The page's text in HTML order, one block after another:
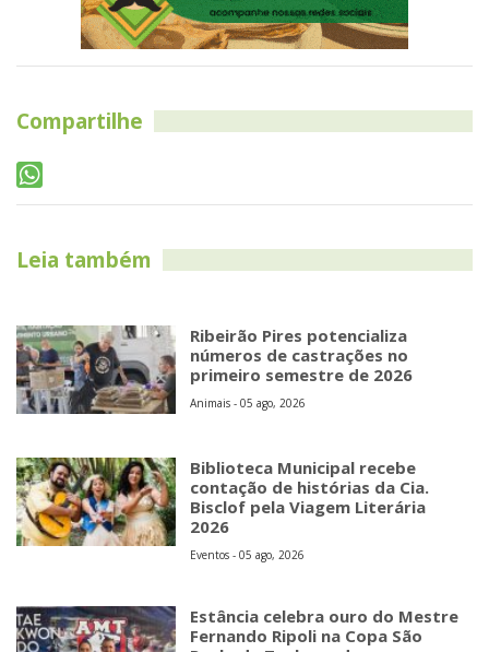
Compartilhe
Leia também
Ribeirão Pires potencializa
números de castrações no
primeiro semestre de 2026
Animais - 05 ago, 2026
Biblioteca Municipal recebe
contação de histórias da Cia.
Bisclof pela Viagem Literária
2026
Eventos - 05 ago, 2026
Estância celebra ouro do Mestre
Fernando Ripoli na Copa São